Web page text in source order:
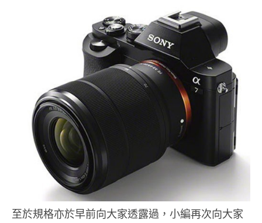
至於規格亦於早前向大家透露過，小編再次向大家